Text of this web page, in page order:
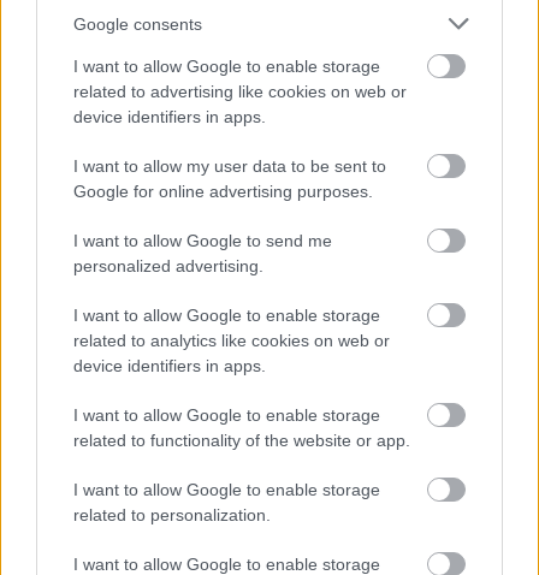
Google consents
I want to allow Google to enable storage
related to advertising like cookies on web or
device identifiers in apps.
I want to allow my user data to be sent to
Google for online advertising purposes.
I want to allow Google to send me
personalized advertising.
I want to allow Google to enable storage
related to analytics like cookies on web or
device identifiers in apps.
I want to allow Google to enable storage
related to functionality of the website or app.
I want to allow Google to enable storage
related to personalization.
I want to allow Google to enable storage
Langrenn Allround| Rulleski
fellesstarten
02.08.2024
Det ble et heftig oppgjør om pallen på damenes 10 kilometer